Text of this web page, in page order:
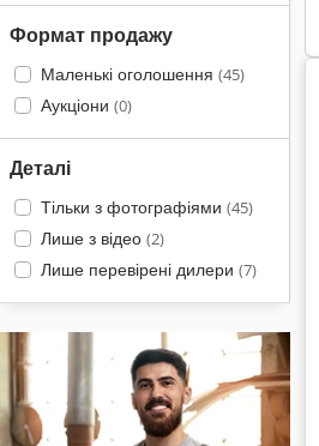
Формат продажу
Маленькі оголошення (45)
Аукціони (0)
Деталі
Тільки з фотографіями (45)
Лише з відео (2)
Лише перевірені дилери (7)
Рулон На Міні-Фургони